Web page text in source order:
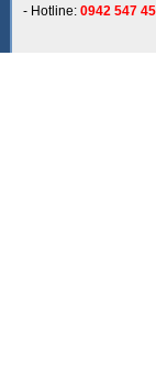
- Hotline: 0942 547